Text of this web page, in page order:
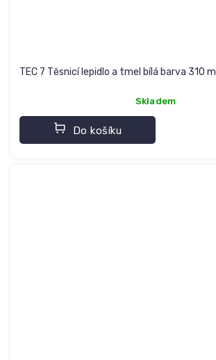
TEC 7 Těsnicí lepidlo a tmel bílá barva 310 ml
Skladem
Do košíku